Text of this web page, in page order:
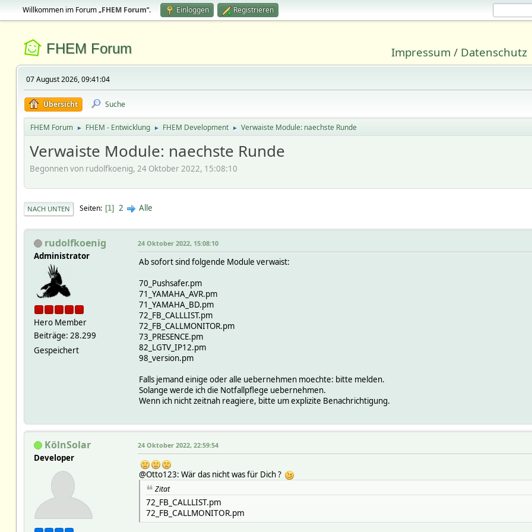
Willkommen im Forum „FHEM Forum“. Einloggen Registrieren
FHEM Forum Impressum / Datenschutz
07 August 2026, 09:41:04
Übersicht Suche
FHEM Forum ► FHEM - Entwicklung ► FHEM Development ► Verwaiste Module: naechste Runde
Verwaiste Module: naechste Runde
Begonnen von rudolfkoenig, 24 Oktober 2022, 15:08:10
NACH UNTEN Seiten 1 2 Alle
rudolfkoenig
Administrator
Hero Member
Beiträge: 28.299
Gespeichert
24 Oktober 2022, 15:08:10
Ab sofort sind folgende Module verwaist:
70_Pushsafer.pm
71_YAMAHA_AVR.pm
71_YAMAHA_BD.pm
72_FB_CALLLIST.pm
72_FB_CALLMONITOR.pm
73_PRESENCE.pm
82_LGTV_IP12.pm
98_version.pm
Falls jemand einige oder alle uebernehmen moechte: bitte melden.
Solange werde ich die Notfallpflege uebernehmen.
Wenn ich nicht zeitnah reagiere, bitte um explizite Benachrichtigung.
KölnSolar
Developer
24 Oktober 2022, 22:59:54
@Otto123: Wär das nicht was für Dich ?
Zitat
72_FB_CALLLIST.pm
72_FB_CALLMONITOR.pm